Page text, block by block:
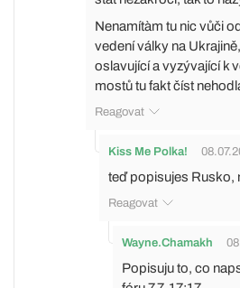
Nenamítàm tu nic vůči
vedení války na
oslavující a vyzývající k
mostů tu fakt číst
Reagovat
Kiss Me Polka!
teď popisujes Rusko,
Reagovat
Wayne.Chamakh
Popisuju to, co